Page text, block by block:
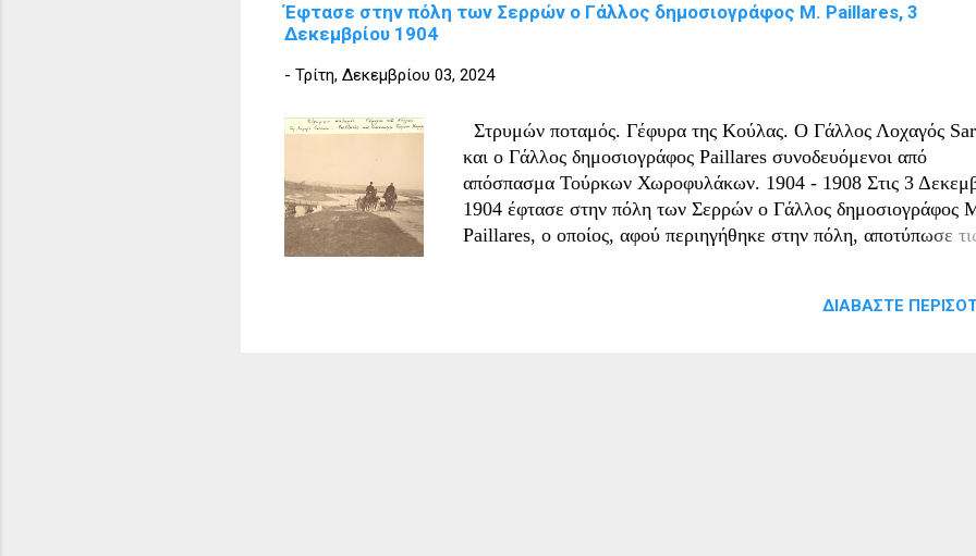
Έφτασε στην πόλη των Σερρών ο Γάλλος δημοσιογράφος Μ. Paillares, 3
Δεκεμβρίου 1904
- Τρίτη, Δεκεμβρίου 03, 2024
Στρυμών ποταμός. Γέφυρα της Κούλας. Ο Γάλλος Λοχαγός
και ο Γάλλος δημοσιογράφος Paillares συνοδευόμενοι από
απόσπασμα Τούρκων Χωροφυλάκων. 1904 - 1908 Στις 3
1904 έφτασε στην πόλη των Σερρών ο Γάλλος δημοσιογράφος
Paillares, ο οποίος, αφού περιηγήθηκε στην πόλη, αποτύπωσε
ίδιοι οι Βούλγαροι δεν έχουν απαιτήσεις στην πόλη. Μπορούμε
ΔΙΑΒΆΣΤΕ